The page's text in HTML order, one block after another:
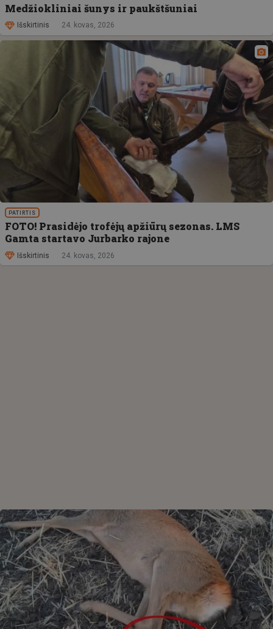
Medžiokliniai šunys ir paukštšuniai
Išskirtinis 24. kovas, 2026
PATIRTIS
FOTO! Prasidėjo trofėjų apžiūrų sezonas. LMS
Gamta startavo Jurbarko rajone
Išskirtinis 24. kovas, 2026